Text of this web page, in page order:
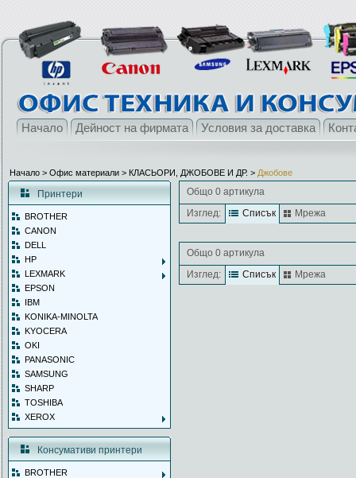
Начало Дейност на фирмата Условия за доставка
Начало > Офис материали > КЛАСЬОРИ, ДЖОБОВЕ И ДР. > Джобове
Принтери
BROTHER
CANON
DELL
HP
LEXMARK
EPSON
IBM
KONIKA-MINOLTA
KYOCERA
OKI
PANASONIC
SAMSUNG
SHARP
TOSHIBA
XEROX
Консумативи принтери
BROTHER
Общо 0 артикула
Изглед:
Списък Мрежа
Общо 0 артикула
Изглед:
Списък Мрежа